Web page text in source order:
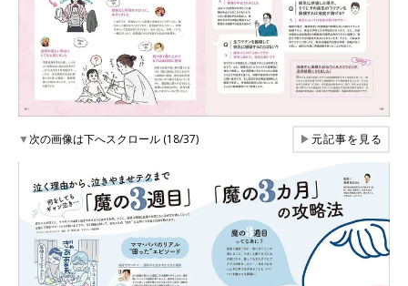
▼次の画像は下へスクロール (18/37) ▶元記事を見る